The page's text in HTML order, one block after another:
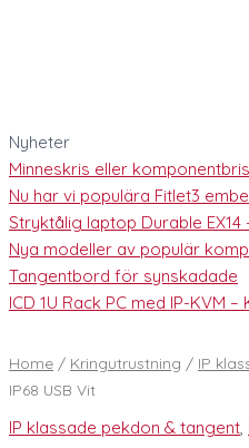
Nyheter
Minneskris eller
Nu har vi populära Fitlet3
Stryktålig laptop Durable
Nya modeller av populär
Tangentbord för synskadade
ICD 1U Rack PC med IP-KVM
Home / Kringutrustning / IP
IP68 USB Vit
IP klassade pekdon & tangent,
pekdon
standard
IP68